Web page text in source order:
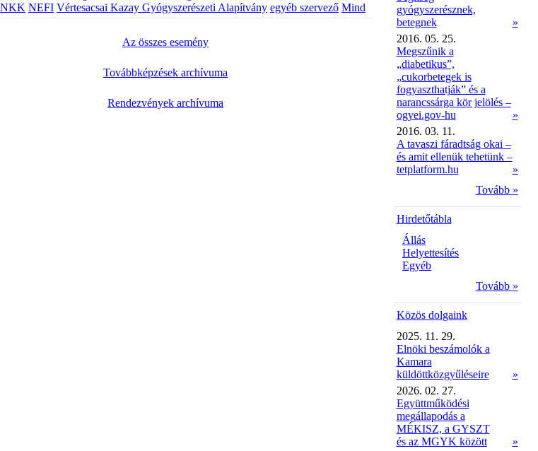
NEFI Vértesacsai Kazay Gyógyszerészeti Alapítvány egyéb szervező Mind
Az összes esemény
Továbbképzések archívuma
Rendezvények archívuma
gyógyszerésznek,
betegnek
»
2016. 05. 25.
Megszűnik a
„diabetikus”,
„cukorbetegek is
fogyaszthatják” és a
narancssárga kör jelölés –
ogyei.gov-hu
»
2016. 03. 11.
A tavaszi fáradtság okai –
és amit ellenük tehetünk –
tetplatform.hu
»
Tovább »
Hirdetőtábla
Állás
Helyettesítés
Egyéb
Tovább »
Közös dolgaink
2025. 11. 29.
Elnöki beszámolók a
Kamara
küldöttközgyűléseire
»
2026. 02. 27.
Együttműködési
megállapodás a
MÉKISZ, a GYSZT
és az MGYK között
»